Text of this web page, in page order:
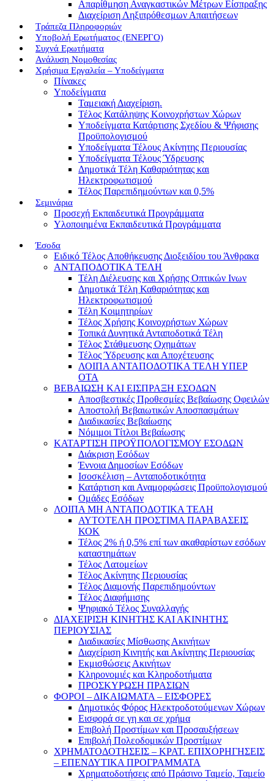
Απαρίθμηση Αναγκαστικών Μέτρων Είσπραξης
Διαχείριση Ληξιπρόθεσμων Απαιτήσεων
Τράπεζα Πληροφοριών
Υποβολή Ερωτήματος (ΕΝΕΡΓΟ)
Συχνά Ερωτήματα
Ανάλυση Νομοθεσίας
Χρήσιμα Εργαλεία – Υποδείγματα
Πίνακες
Υποδείγματα
Ταμειακή Διαχείριση.
Τέλος Κατάληψης Κοινοχρήστων Χώρων
Υποδείγματα Κατάρτισης Σχεδίου & Ψήφισης
Προϋπολογισμού
Υποδείγματα Τέλους Ακίνητης Περιουσίας
Υποδείγματα Τέλους Ύδρευσης
Δημοτικά Τέλη Καθαριότητας και
Ηλεκτροφωτισμού
Τέλος Παρεπιδημούντων και 0,5%
Σεμινάρια
Προσεχή Εκπαιδευτικά Προγράμματα
Υλοποιημένα Εκπαιδευτικά Προγράμματα
Έσοδα
Ειδικό Τέλος Αποθήκευσης Διοξειδίου του Άνθρακα
ΑΝΤΑΠΟΔΟΤΙΚΑ ΤΕΛΗ
Τέλη Διέλευσης και Χρήσης Οπτικών Ινων
Δημοτικά Τέλη Καθαριότητας και
Ηλεκτροφωτισμού
Τέλη Κοιμητηρίων
Τέλος Χρήσης Κοινοχρήστων Χώρων
Τοπικά Δυνητικά Ανταποδοτικά Τέλη
Τέλος Στάθμευσης Οχημάτων
Τέλος Ύδρευσης και Αποχέτευσης
ΛΟΙΠΑ ΑΝΤΑΠΟΔΟΤΙΚΑ ΤΕΛΗ ΥΠΕΡ
ΟΤΑ
ΒΕΒΑΙΩΣΗ ΚΑΙ ΕΙΣΠΡΑΞΗ ΕΣΟΔΩΝ
Αποσβεστικές Προθεσμίες Βεβαίωσης Οφειλών
Αποστολή Βεβαιωτικών Αποσπασμάτων
Διαδικασίες Βεβαίωσης
Νόμιμοι Τίτλοι Βεβαίωσης
ΚΑΤΑΡΤΙΣΗ ΠΡΟΫΠΟΛΟΓΙΣΜΟΥ ΕΣΟΔΩΝ
Διάκριση Εσόδων
Έννοια Δημοσίων Εσόδων
Ισοσκέλιση – Ανταποδοτικότητα
Κατάρτιση και Αναμορφώσεις Προϋπολογισμού
Ομάδες Εσόδων
ΛΟΙΠΑ ΜΗ ΑΝΤΑΠΟΔΟΤΙΚΑ ΤΕΛΗ
ΑΥΤΟΤΕΛΗ ΠΡΟΣΤΙΜΑ ΠΑΡΑΒΑΣΕΙΣ
ΚΟΚ
Τέλος 2% ή 0,5% επί των ακαθαρίστων εσόδων
καταστημάτων
Τέλος Λατομείων
Τέλος Ακίνητης Περιουσίας
Τέλος Διαμονής Παρεπιδημούντων
Τέλος Διαφήμισης
Ψηφιακό Τέλος Συναλλαγής
ΔΙΑΧΕΙΡΙΣΗ ΚΙΝΗΤΗΣ ΚΑΙ ΑΚΙΝΗΤΗΣ
ΠΕΡΙΟΥΣΙΑΣ
Διαδικασίες Μίσθωσης Ακινήτων
Διαχείριση Κινητής και Ακίνητης Περιουσίας
Εκμισθώσεις Ακινήτων
Κληρονομιές και Κληροδοτήματα
ΠΡΟΣΚΥΡΩΣΗ ΠΡΑΣΙΩΝ
ΦΟΡΟΙ – ΔΙΚΑΙΩΜΑΤΑ – ΕΙΣΦΟΡΕΣ
Δημοτικός Φόρος Ηλεκτροδοτούμενων Χώρων
Εισφορά σε γη και σε χρήμα
Επιβολή Προστίμων και Προσαυξήσεων
Επιβολή Πολεοδομικών Προστίμων
ΧΡΗΜΑΤΟΔΟΤΗΣΕΙΣ – ΚΡΑΤ. ΕΠΙΧΟΡΗΓΗΣΕΙΣ
– ΕΠΕΝΔΥΤΙΚΑ ΠΡΟΓΡΑΜΜΑΤΑ
Χρηματοδοτήσεις από Πράσινο Ταμείο, Ταμείο